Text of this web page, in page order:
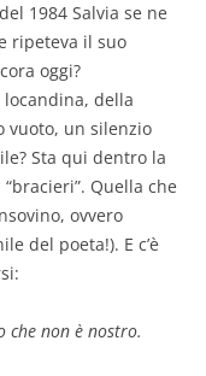
1984 Salvia se ne
ripeteva il suo
oggi?
della
vuoto, un silenzio
Sta qui dentro la
Quella che
ovvero
del poeta!). E c’è
che non è nostro.